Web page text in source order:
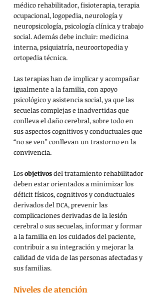
médico rehabilitador, fisioterapia, terapia
ocupacional, logopedia, neurología y
neuropsicología, psicología clínica y trabajo
social. Además debe incluir: medicina
interna, psiquiatría, neuroortopedia y
ortopedia técnica.
Las terapias han de implicar y acompañar
igualmente a la familia, con apoyo
psicológico y asistencia social, ya que las
secuelas complejas e inadvertidas que
conlleva el daño cerebral, sobre todo en
sus aspectos cognitivos y conductuales que
“no se ven” conllevan un trastorno en la
convivencia.
Los objetivos del tratamiento rehabilitador
deben estar orientados a minimizar los
déficit físicos, cognitivos y conductuales
derivados del DCA, prevenir las
complicaciones derivadas de la lesión
cerebral o sus secuelas, informar y formar
a la familia en los cuidados del paciente,
contribuir a su integración y mejorar la
calidad de vida de las personas afectadas y
sus familias.
Niveles de atención